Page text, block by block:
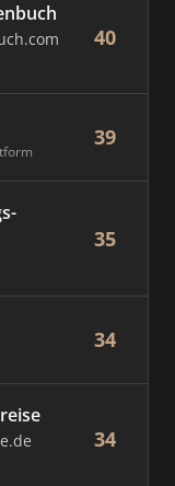
40
39
35
34
34